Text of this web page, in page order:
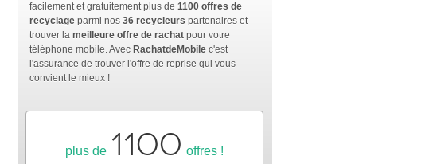
facilement et gratuitement plus de 1100 offres de
recyclage parmi nos 36 recycleurs partenaires et
trouver la meilleure offre de rachat pour votre
téléphone mobile. Avec RachatdeMobile c'est
l'assurance de trouver l'offre de reprise qui vous
convient le mieux !
plus de1100offres !